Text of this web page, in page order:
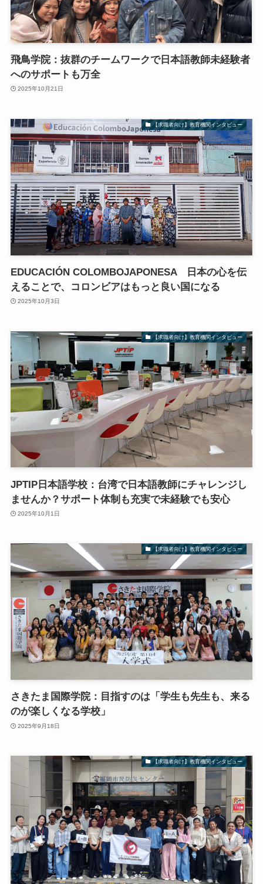
飛鳥学院：抜群のチームワークで日本語教師未経験者
へのサポートも万全
2025年10月21日
【求職者向け】教育機関インタビュー
EDUCACIÓN COLOMBOJAPONESA 日本の心を伝
えることで、コロンビアはもっと良い国になる
2025年10月3日
【求職者向け】教育機関インタビュー
JPTIP日本語学校：台湾で日本語教師にチャレンジし
ませんか？サポート体制も充実で未経験でも安心
2025年10月1日
【求職者向け】教育機関インタビュー
さきたま国際学院：目指すのは「学生も先生も、来る
のが楽しくなる学校」
2025年9月18日
【求職者向け】教育機関インタビュー